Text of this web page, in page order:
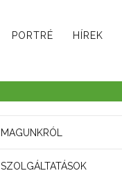
PORTRÉ HÍREK
MAGUNKRÓL
SZOLGÁLTATÁSOK